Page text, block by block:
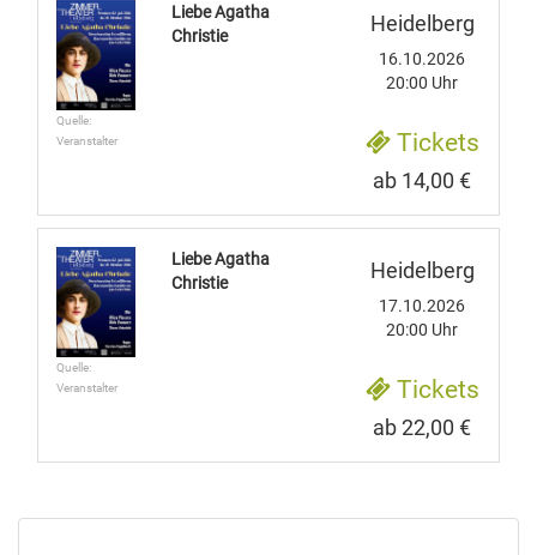
Quelle:
Veranstalter
Liebe Agatha
Christie
Heidelberg
16.10.2026
20:00 Uhr
Tickets
ab 14,00 €
Quelle:
Veranstalter
Liebe Agatha
Christie
Heidelberg
17.10.2026
20:00 Uhr
Tickets
ab 22,00 €